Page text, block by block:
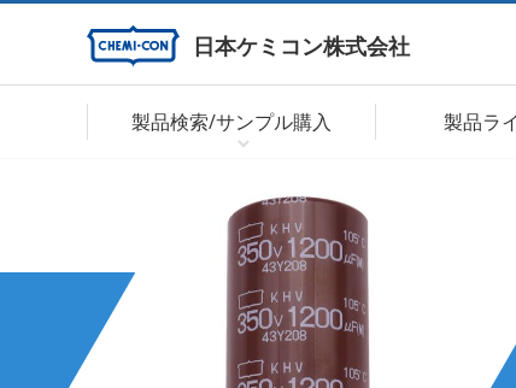
日本ケミコン株式会社
製品検索/サンプル購入 製品ラ